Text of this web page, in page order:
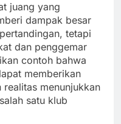
juang yang
dampak besar
tetapi
dan penggemar
contoh bahwa
memberikan
menunjukkan
satu klub